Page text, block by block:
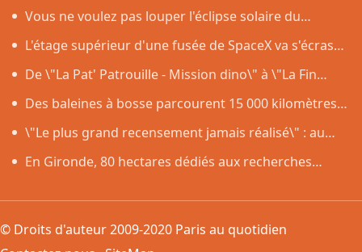
Vous ne voulez pas louper l'éclipse solaire du
12 août ? On répond à sept questions pas si bêtes sur
les lunettes de protection
L'étage supérieur d'une fusée de SpaceX va s'écraser
ce mercredi sur la Lune, et y laissera un cratère
De \"La Pat' Patrouille - Mission dino\" à \"La Fin
d'Oak Street\
Des baleines à bosse parcourent 15 000 kilomètres
et révèlent leurs secrets génétiques
\"Le plus grand recensement jamais réalisé\" : au
cœur des derniers préparatifs du lancement de
En Gironde, 80 hectares dédiés aux recherches
© Droits d'auteur 2009-2020 Paris au quotidien